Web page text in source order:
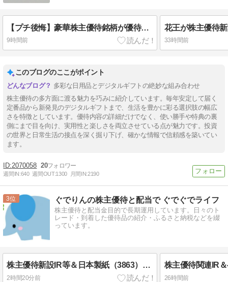
【プチ後悔】豪華株主優待銘柄が優待廃止！しかしその理由が…
9時間前 33時間前
このブログのここがポイント
多彩な日用品とデジタルギフトの絶妙な組み合わせ
株主優待の多方面に渡る魅力を巧みに紹介しています。毎年安定して届く
定番品から新発見のデジタルギフトまで、生活を豊かに彩る選択肢の幅広
さを特徴としています。優待内容の詳細だけでなく、使い勝手や特典の裏
側にまで目を向け、実用性と楽しさを両立させている点が魅力です。投資
の世界と日常生活の接点を深く掘り下げ、確かな情報で信頼感を築いてい
ます。
2070058 20
週間IN:640 週間OUT:1300 月間IN:2190
3 ぐでりんの株主優待と配当で ぐでぐでライフ
株主優待と配当金目的で長期運用しています。日々のト
レード・到着した優待品の紹介・ふるさと納税などを綴
っています。
株主優待新設IR等＆日本製紙（3863）・チムニー（3178）・クオール（3034）株主優待到着
2時間20分前 26時間前